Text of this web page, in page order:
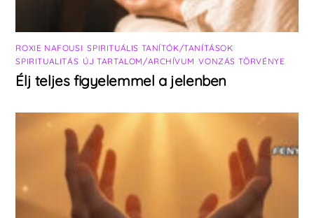
ROXIE NAFOUSI ,SPIRITUÁLIS TANÍTÓK/TANÍTÁSOK
SPIRITUALITÁS ÚJ TARTALOM/ARCHÍVUM ,VONZÁS TÖRVÉNYE
Élj teljes figyelemmel a jelenben